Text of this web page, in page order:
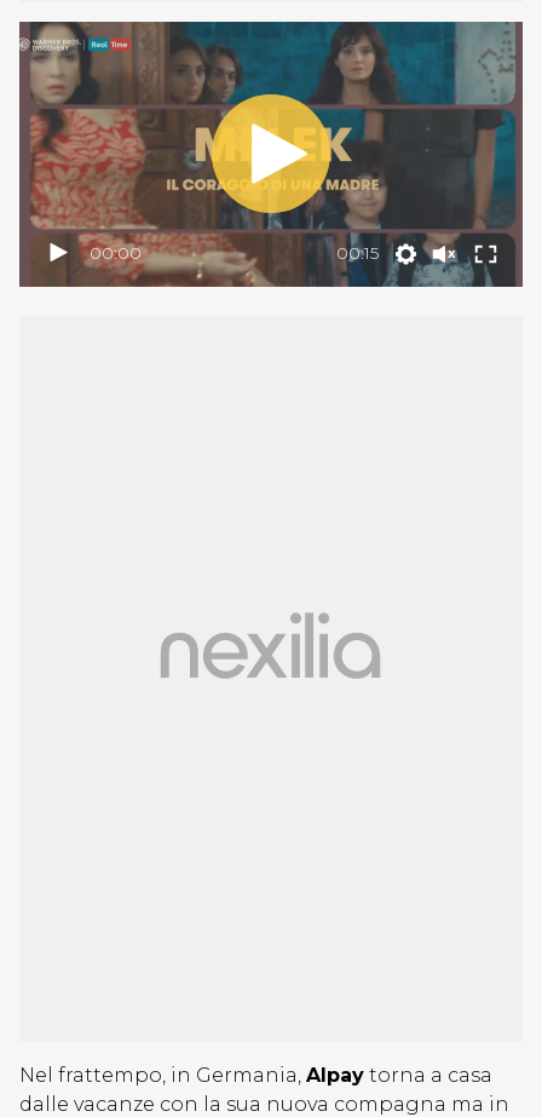
00:00 00:15
Nel frattempo, in Germania, Alpay torna a casa
dalle vacanze con la sua nuova compagna ma in